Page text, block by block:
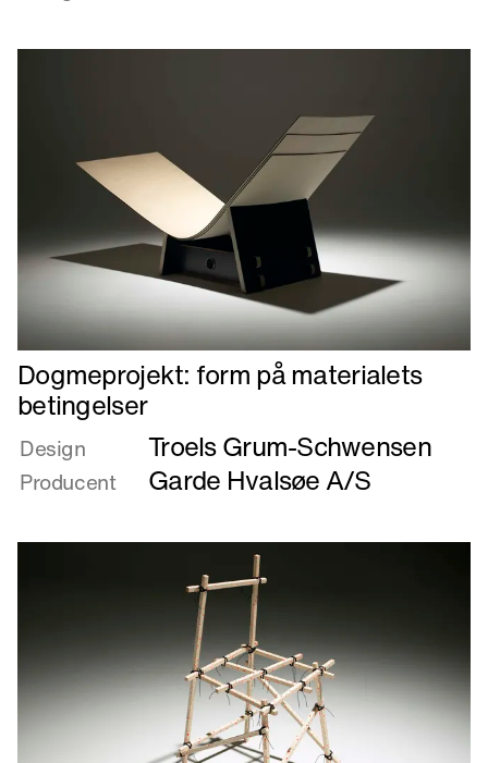
Læs
mere
om
Dogmeprojekt:
på
betingelser
Dogmeprojekt: form på materialets
betingelser
Design Troels Grum-Schwensen
Producent Garde Hvalsøe A/S